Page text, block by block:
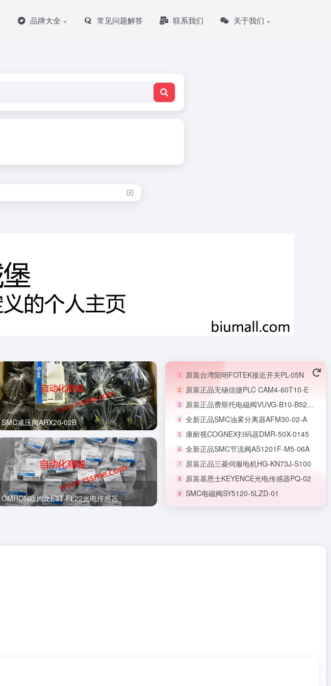
品牌大全 常见问题解答 联系我们 关于我们
全新正品SMC节流阀AS1201F-M5-06A
SMC减压阀ARX20-02B
OMRON欧姆龙E3T-FL22光电传感器
1 原装台湾阳明FOTEK接近开关PL-05N
2 原装正品无锡信捷PLC CAM4-60T10-E
3 原装正品费斯托电磁阀VUVG-B10-B52-ZT-F-1T1L
4 全新正品SMC油雾分离器AFM30-02-A
5 康耐视COGNEX扫码器DMR-50X-0145
6 全新正品SMC节流阀AS1201F-M5-06A
7 原装正品三菱伺服电机HG-KN73J-S100
8 原装基恩士KEYENCE光电传感器PQ-02
9 SMC电磁阀SY5120-5LZD-01